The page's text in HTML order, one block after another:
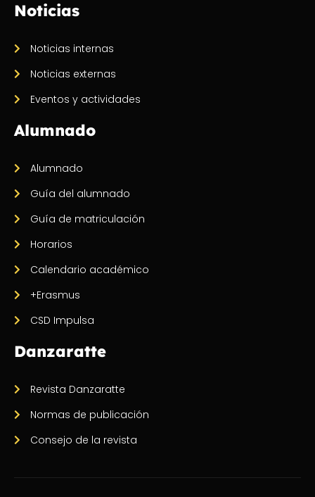
Noticias
Noticias internas
Noticias externas
Eventos y actividades
Alumnado
Alumnado
Guía del alumnado
Guía de matriculación
Horarios
Calendario académico
+Erasmus
CSD Impulsa
Danzaratte
Revista Danzaratte
Normas de publicación
Consejo de la revista